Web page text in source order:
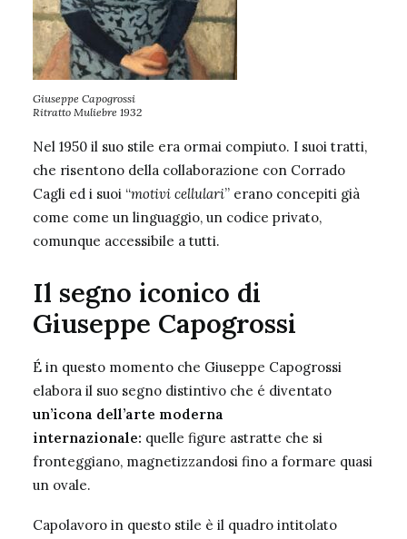
Giuseppe Capogrossi
Ritratto Muliebre 1932
Nel 1950 il suo stile era ormai compiuto. I suoi tratti,
che risentono della collaborazione con Corrado
Cagli ed i suoi “motivi cellulari” erano concepiti già
come come un linguaggio, un codice privato,
comunque accessibile a tutti.
Il segno iconico di
Giuseppe Capogrossi
É in questo momento che Giuseppe Capogrossi
elabora il suo segno distintivo che é diventato
un’icona dell’arte moderna
internazionale: quelle figure astratte che si
fronteggiano, magnetizzandosi fino a formare quasi
un ovale.
Capolavoro in questo stile è il quadro intitolato